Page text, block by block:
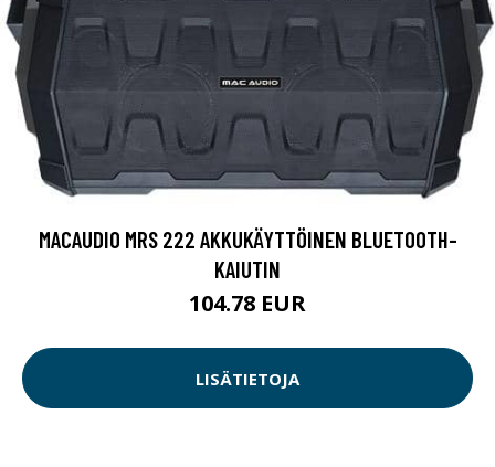
MACAUDIO MRS 222 AKKUKÄYTTÖINEN BLUETOOTH-
KAIUTIN
104.78 EUR
LISÄTIETOJA